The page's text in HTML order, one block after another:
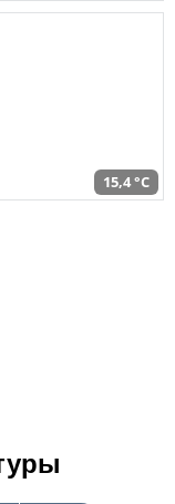
15,4 °C